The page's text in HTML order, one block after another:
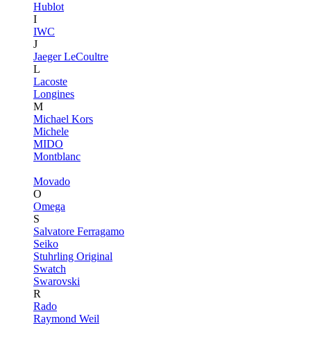
Hublot
I
IWC
J
Jaeger LeCoultre
L
Lacoste
Longines
M
Michael Kors
Michele
MIDO
Montblanc
Movado
O
Omega
S
Salvatore Ferragamo
Seiko
Stuhrling Original
Swatch
Swarovski
R
Rado
Raymond Weil